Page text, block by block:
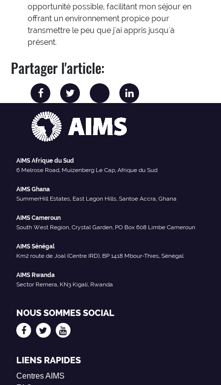
opportunité possible, facilitant mon séjour en
offrant un environnement propice pour
transmettre le peu que j'ai appris jusqu'à
présent.
Partager l'article:
AIMS Afrique du Sud
6 Melrose Road, Muizenberg Le Cap, Afrique du Sud
AIMS Ghana
SummerHill Estates, East Legon Hills, Santoe Accra, Ghana
AIMS Cameroun
South West Region, Crystal Garden, PO Box 608 Limbe Cameroun
AIMS Sénégal
Km2 route de Joal (Centre IRD), BP 1418 Mbour-Thies, Sénégal
AIMS Rwanda
Sector Remera, KN3 Kigali, Rwanda
NOUS SOMMES SOCIAL
LIENS RAPIDES
Centres AIMS